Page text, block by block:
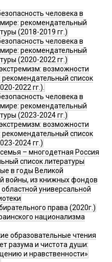
человека в
рекомендательный
(2018-2019 гг.)
человека в
рекомендательный
(2020-2022 гг.)
возможности
список
2022 гг.).
человека в
рекомендательный
(2023-2024 гг.)
возможности
список
2024 гг.)
– многодетная Россия
список литературы
в годы Великой
войны, из книжных фондов
универсальной
права (2020г.)
национализма
образовательные чтения
разума и чистота души:
и нравственности»